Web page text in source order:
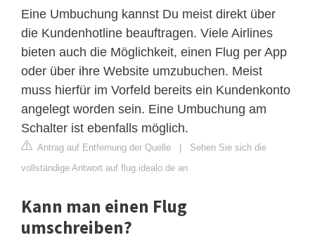
Eine Umbuchung kannst Du meist direkt über
die Kundenhotline beauftragen. Viele Airlines
bieten auch die Möglichkeit, einen Flug per App
oder über ihre Website umzubuchen. Meist
muss hierfür im Vorfeld bereits ein Kundenkonto
angelegt worden sein. Eine Umbuchung am
Schalter ist ebenfalls möglich.
Antrag auf Entfernung der Quelle
Sehen Sie sich die
vollständige Antwort auf flug.idealo.de an
Kann man einen Flug
umschreiben?